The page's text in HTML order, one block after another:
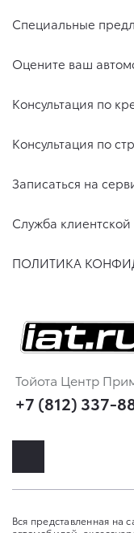
Специальные
Оцените ваш
Консультация по
Консультация по
Записаться на
Служба
ПОЛИТИКА
Тойота Центр
+7 (812) 337-
Вся представленная на